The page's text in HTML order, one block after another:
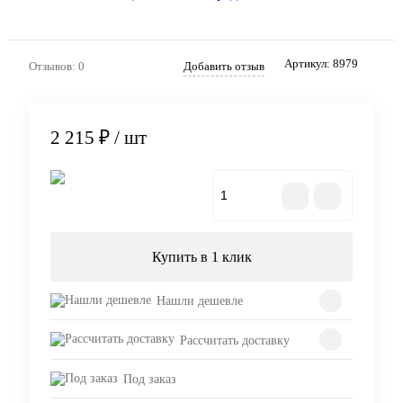
Отзывов: 0 Добавить отзыв Артикул: 8979
2 215 ₽ / шт
Купить в 1 клик
Нашли дешевле
Рассчитать доставку
Под заказ